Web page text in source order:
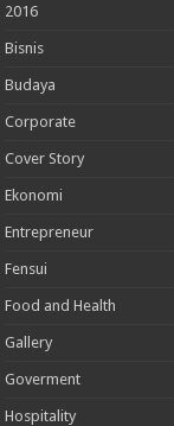
2016
Bisnis
Budaya
Corporate
Cover Story
Ekonomi
Entrepreneur
Fensui
Food and Health
Gallery
Goverment
Hospitality